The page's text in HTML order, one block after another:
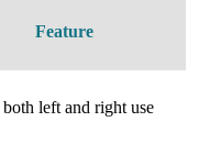
Feature
left and right use